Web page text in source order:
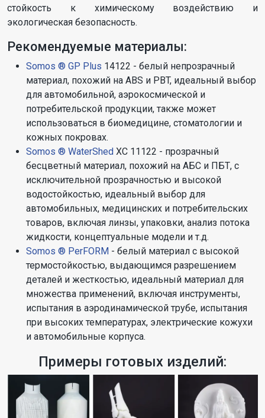
стойкость к химическому воздействию и
экологическая безопасность.
Рекомендуемые материалы:
Somos ® GP Plus 14122 - белый непрозрачный
материал, похожий на ABS и PBT, идеальный выбор
для автомобильной, аэрокосмической и
потребительской продукции, также может
использоваться в биомедицине, стоматологии и
кожных покровах.
Somos ® WaterShed XC 11122 - прозрачный
бесцветный материал, похожий на АБС и ПБТ, с
исключительной прозрачностью и высокой
водостойкостью, идеальный выбор для
автомобильных, медицинских и потребительских
товаров, включая линзы, упаковки, анализ потока
жидкости, концептуальные модели и т.д.
Somos ® PerFORM - белый материал с высокой
термостойкостью, выдающимся разрешением
деталей и жесткостью, идеальный материал для
множества применений, включая инструменты,
испытания в аэродинамической трубе, испытания
при высоких температурах, электрические кожухи
и автомобильные корпуса.
Примеры готовых изделий: